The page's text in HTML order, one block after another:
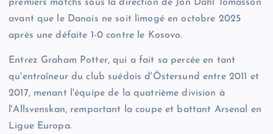
premiers matchs sous la direction de Jon Dahl Tomasson
avant que le Danois ne soit limogé en octobre 2025
après une défaite 1-0 contre le Kosovo.
Entrez Graham Potter, qui a fait sa percée en tant
qu'entraîneur du club suédois d'Östersund entre 2011 et
2017, menant l'équipe de la quatrième division à
l'Allsvenskan, remportant la coupe et battant Arsenal en
Ligue Europa.